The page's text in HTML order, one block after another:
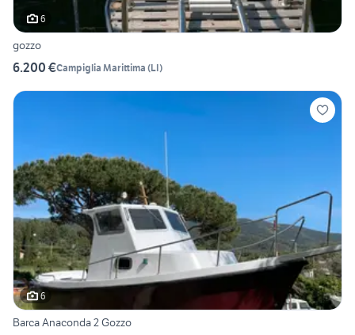
6
gozzo
6.200 €Campiglia Marittima (LI)
6
Barca Anaconda 2 Gozzo